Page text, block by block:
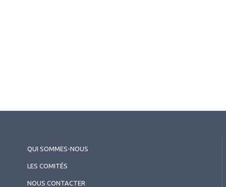
QUI SOMMES-NOUS
LES COMITÉS
NOUS CONTACTER